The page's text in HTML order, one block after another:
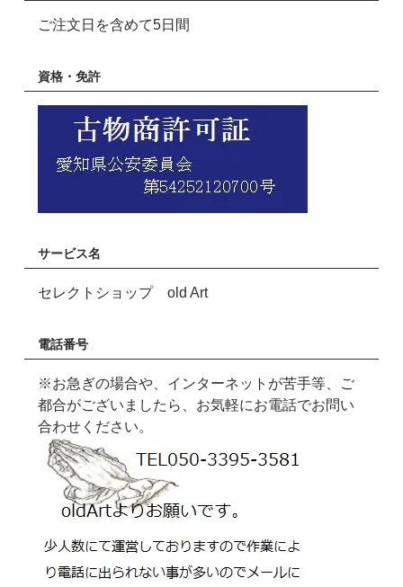
ご注文日を含めて5日間
資格・免許
サービス名
セレクトショップ old Art
電話番号
※お急ぎの場合や、インターネットが苦手等、ご
都合がございましたら、お気軽にお電話でお問い
合わせください。